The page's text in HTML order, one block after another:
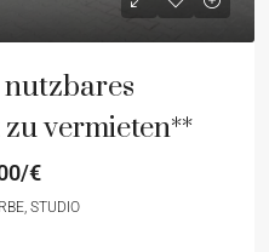
vermieten**
€
STUDIO